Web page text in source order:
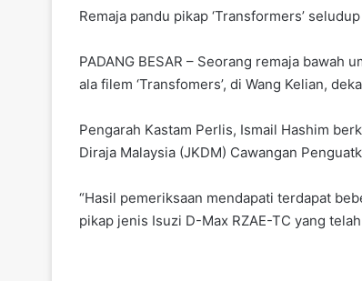
Remaja pandu pikap ‘Transformers’
PADANG BESAR – Seorang remaja
ala filem ‘Transfomers’, di Wang Kelian,
Pengarah Kastam Perlis, Ismail Hashim
Diraja Malaysia (JKDM) Cawangan
“Hasil pemeriksaan mendapati terdapat
pikap jenis Isuzi D-Max RZAE-TC yang